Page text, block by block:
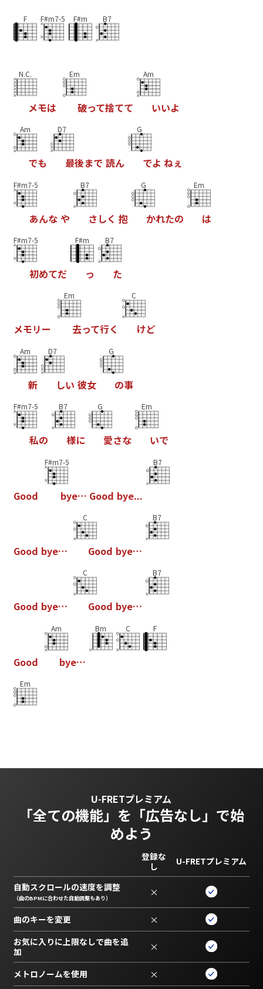
F F#m7-5 F#m B7
N.C.
メモは
Em
破って捨てて
Am
いいよ
Am
でも
D7
最後まで 読ん
G
でよ ねぇ
F#m7-5
あんな や
B7
さしく 抱
G
かれたの
Em
は
F#m7-5
初めてだ
F#m
っ
B7
た
メモリー
Em
去って行く
C
けど
Am
新
D7
しい 彼女
G
の事
F#m7-5
私の
B7
様に
G
愛さな
Em
いで
Good
F#m7-5
bye… Good bye...
B7
Good bye…
C
Good bye…
B7
Good bye…
C
Good bye…
B7
Good
Am
bye…
Bm C F
Em
U-FRETプレミアム
「全ての機能」を 「広告なし」で始
めよう
登録な
し
U-FRETプレミアム
自動スクロールの速度を調整
（曲のBPMに合わせた自動調整もあり） ×
曲のキーを変更 ×
お気に入りに上限なしで曲を追
加
×
メトロノームを使用 ×